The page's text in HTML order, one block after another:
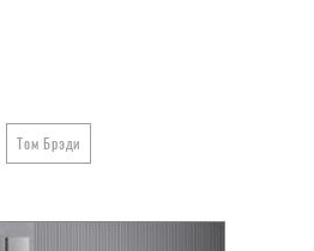
Том Брэди